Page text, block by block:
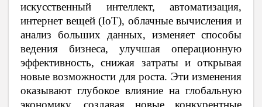
искусственный интеллект, автоматизация,
интернет вещей (IoT), облачные вычисления и
анализ больших данных, изменяет способы
ведения бизнеса, улучшая операционную
эффективность, снижая затраты и открывая
новые возможности для роста. Эти изменения
оказывают глубокое влияние на глобальную
экономику, создавая новые конкурентные